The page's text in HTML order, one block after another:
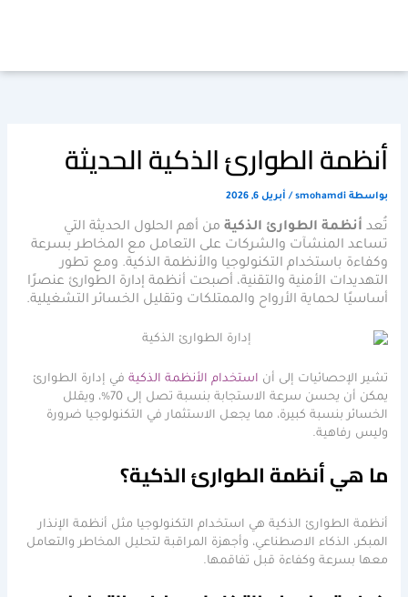
أنظمة الطوارئ الذكية الحديثة
بواسطة smohamdi
/ أبريل 6, 2026
تُعد أنظمة الطوارئ الذكية من أهم الحلول الحديثة التي
تساعد المنشآت والشركات على التعامل مع المخاطر بسرعة
وكفاءة باستخدام التكنولوجيا والأنظمة الذكية. ومع تطور
التهديدات الأمنية والتقنية، أصبحت أنظمة إدارة الطوارئ عنصرًا
أساسيًا لحماية الأرواح والممتلكات وتقليل الخسائر التشغيلية.
تشير الإحصائيات إلى أن استخدام الأنظمة الذكية في إدارة الطوارئ
يمكن أن يحسن سرعة الاستجابة بنسبة تصل إلى 70%، ويقلل
الخسائر بنسبة كبيرة، مما يجعل الاستثمار في التكنولوجيا ضرورة
وليس رفاهية.
ما هي أنظمة الطوارئ الذكية؟
أنظمة الطوارئ الذكية هي استخدام التكنولوجيا مثل أنظمة الإنذار
المبكر، الذكاء الاصطناعي، وأجهزة المراقبة لتحليل المخاطر والتعامل
معها بسرعة وكفاءة قبل تفاقمها.